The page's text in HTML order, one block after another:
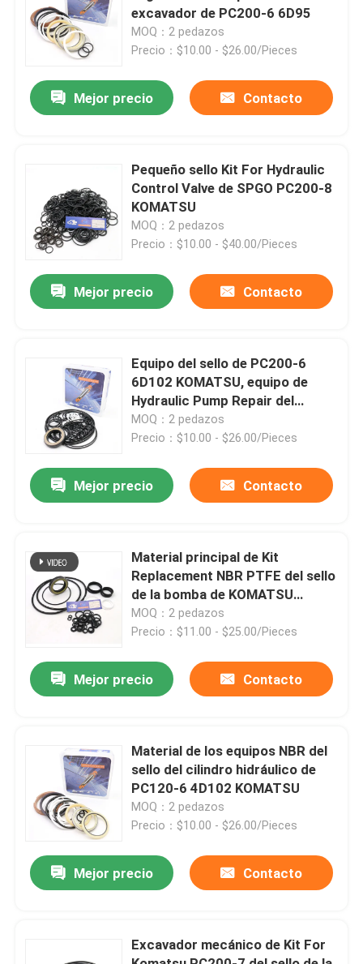
Hogar
Vídeos
Viaje de la fábrica
Control de calidad
Éntrenos en contacto con
Noticias
Equipo hidráulico del sello del triturador
excavador de PC200-6 6D95
MOQ：2 pedazos
Precio：$10.00 - $26.00/Pieces
Mejor precio Contacto
Pequeño sello Kit For Hydraulic
Control Valve de SPGO PC200-8
KOMATSU
MOQ：2 pedazos
Precio：$10.00 - $40.00/Pieces
Mejor precio Contacto
Equipo del sello de PC200-6
6D102 KOMATSU, equipo de
Hydraulic Pump Repair del
excavador
MOQ：2 pedazos
Precio：$10.00 - $26.00/Pieces
Mejor precio Contacto
Material principal de Kit
Replacement NBR PTFE del sello
de la bomba de KOMATSU
PC200-7
MOQ：2 pedazos
Precio：$11.00 - $25.00/Pieces
Mejor precio Contacto
Material de los equipos NBR del
sello del cilindro hidráulico de
PC120-6 4D102 KOMATSU
MOQ：2 pedazos
Precio：$10.00 - $26.00/Pieces
Mejor precio Contacto
Excavador mecánico de Kit For